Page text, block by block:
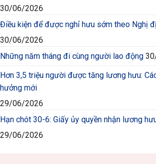
30/06/2026
Điều kiện để được nghỉ hưu sớm theo Nghị
30/06/2026
Những năm tháng đi cùng người lao động
Hơn 3,5 triệu người được tăng lương hưu:
hưởng mới
29/06/2026
Hạn chót 30-6: Giấy ủy quyền nhận lương
29/06/2026